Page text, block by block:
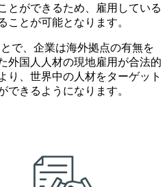
とができるため、雇用している
ことが可能となります。
で、企業は海外拠点の有無を
外国人人材の現地雇用が合法的
り、世界中の人材をターゲット
できるようになります。